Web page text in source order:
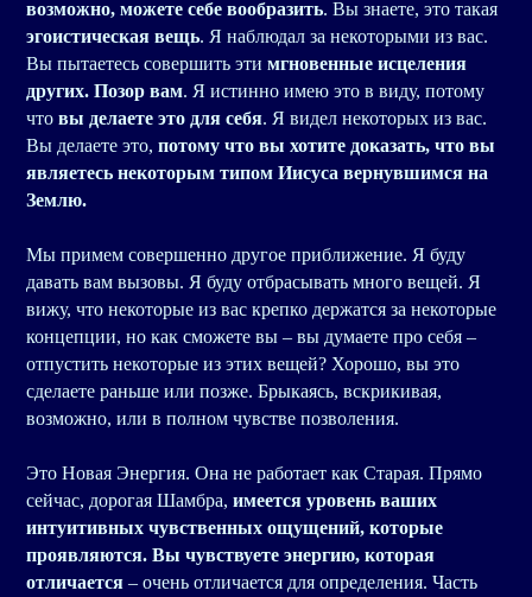
возможно, можете себе вообразить. Вы знаете, это такая
эгоистическая вещь. Я наблюдал за некоторыми из вас.
Вы пытаетесь совершить эти мгновенные исцеления
других. Позор вам. Я истинно имею это в виду, потому
что вы делаете это для себя. Я видел некоторых из вас.
Вы делаете это, потому что вы хотите доказать, что вы
являетесь некоторым типом Иисуса вернувшимся на
Землю.
Мы примем совершенно другое приближение. Я буду
давать вам вызовы. Я буду отбрасывать много вещей. Я
вижу, что некоторые из вас крепко держатся за некоторые
концепции, но как сможете вы – вы думаете про себя –
отпустить некоторые из этих вещей? Хорошо, вы это
сделаете раньше или позже. Брыкаясь, вскрикивая,
возможно, или в полном чувстве позволения.
Это Новая Энергия. Она не работает как Старая. Прямо
сейчас, дорогая Шамбра, имеется уровень ваших
интуитивных чувственных ощущений, которые
проявляются. Вы чувствуете энергию, которая
отличается – очень отличается для определения. Часть